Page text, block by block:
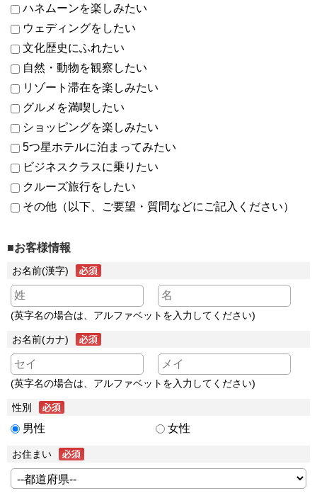
ハネムーンを楽しみたい
ウェディングをしたい
文化歴史にふれたい
自然・動物を観察したい
リゾート滞在を楽しみたい
グルメを満喫したい
ショッピングを楽しみたい
5つ星ホテルに泊まってみたい
ビジネスクラスに乗りたい
クルーズ旅行をしたい
その他（以下、ご要望・質問などにご記入ください）
■お客様情報
お名前(漢字)
(英字名の場合は、アルファベットを入力してください)
お名前(カナ)
(英字名の場合は、アルファベットを入力してください)
性別
男性 女性
お住まい